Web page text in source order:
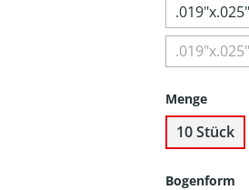
Menge
10 Stück
Bogenform